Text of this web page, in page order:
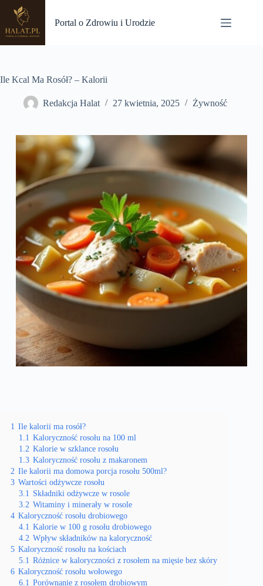
Przejdź
treści
Portal o Zdrowiu i Urodzie
Ile Kcal Ma Rosół? – Kalorii
Redakcja Halat 27 kwietnia, 2025 Żywność
1 Ile kalorii ma rosół?
1.1 Kaloryczność rosołu na 100 ml
1.2 Kalorie w szklance rosołu
1.3 Kaloryczność rosołu z makaronem
2 Ile kalorii ma domowa porcja rosołu 500ml?
3 Wartości odżywcze rosołu
3.1 Składniki odżywcze w rosole
3.2 Witaminy i minerały w rosole
4 Kaloryczność rosołu drobiowego
4.1 Kalorie w 100 g rosołu drobiowego
4.2 Wpływ składników na kaloryczność
5 Kaloryczność rosołu na kościach
5.1 Różnice w kaloryczności z rosołem na mięsie bez skóry
6 Kaloryczność rosołu wołowego
6.1 Porównanie z rosołem drobiowym